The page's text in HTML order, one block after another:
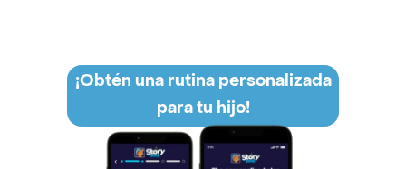
¡Obtén una rutina personalizada
para tu hijo!